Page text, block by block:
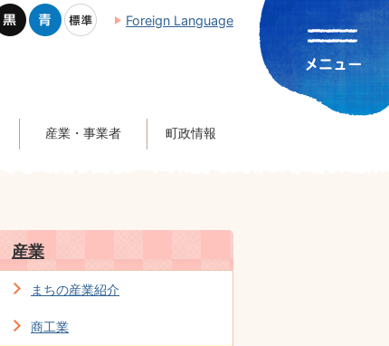
Foreign Language
産業・事業者 町政情報
産業
まちの産業紹介
商工業